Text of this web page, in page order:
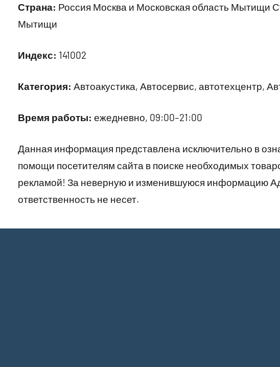
Страна: Россия Москва и Московская область Мытищи
Мытищи
Индекс: 141002
Категория: Автоакустика, Автосервис, автотехцентр,
Время работы: ежедневно, 09:00–21:00
Данная информация представлена исключительно в
помощи посетителям сайта в поиске необходимых
рекламой! За неверную и изменившуюся информацию
ответственность не несет.